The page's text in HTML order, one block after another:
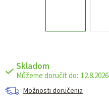
Skladom
12.8.2026
Možnosti doručenia